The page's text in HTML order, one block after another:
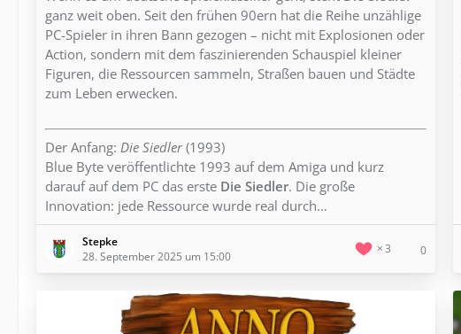
ganz weit oben. Seit den frühen 90ern hat die Reihe unzählige
PC-Spieler in ihren Bann gezogen – nicht mit Explosionen oder
Action, sondern mit dem faszinierenden Schauspiel kleiner
Figuren, die Ressourcen sammeln, Straßen bauen und Städte
zum Leben erwecken.
Der Anfang: Die Siedler(1993)
Blue Byte veröffentlichte 1993 auf dem Amiga und kurz
darauf auf dem PC das erste Die Siedler. Die große
Innovation: jede Ressource wurde real durch…
Stepke
28. September 2025 um 15:00
3 0